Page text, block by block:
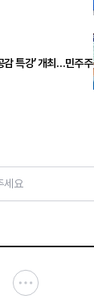
감 특강’ 개최…민주주
세요